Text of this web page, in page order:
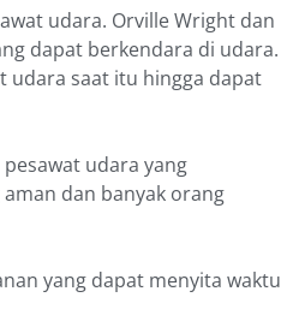
udara. Orville Wright dan
dapat berkendara di udara.
udara saat itu hingga dapat
udara yang
dan banyak orang
yang dapat menyita waktu